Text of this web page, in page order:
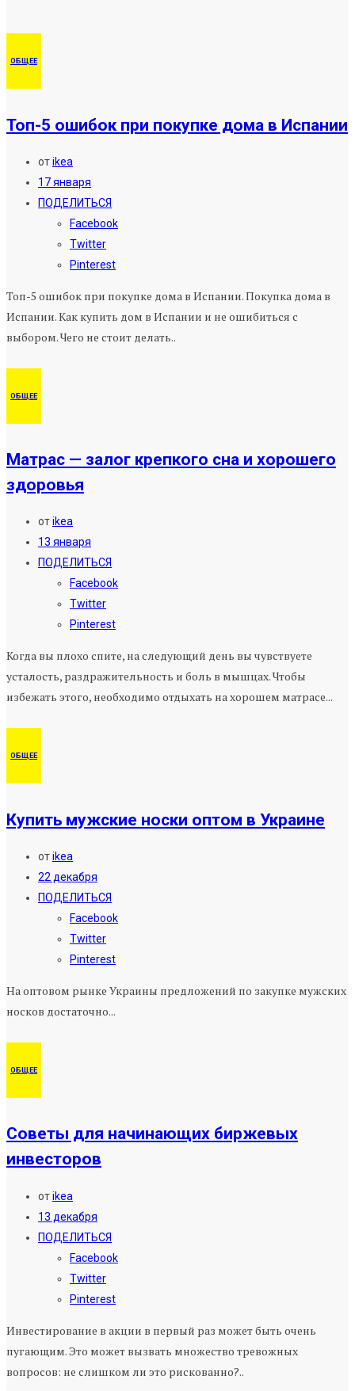
ОБЩЕЕ
Топ-5 ошибок при покупке дома в Испании
отikea
17 января
ПОДЕЛИТЬСЯ
Facebook
Twitter
Pinterest
Топ-5 ошибок при покупке дома в Испании. Покупка дома в
Испании. Как купить дом в Испании и не ошибиться с
выбором. Чего не стоит делать..
ОБЩЕЕ
Матрас — залог крепкого сна и хорошего
здоровья
отikea
13 января
ПОДЕЛИТЬСЯ
Facebook
Twitter
Pinterest
Когда вы плохо спите, на следующий день вы чувствуете
усталость, раздражительность и боль в мышцах. Чтобы
избежать этого, необходимо отдыхать на хорошем матрасе...
ОБЩЕЕ
Купить мужские носки оптом в Украине
отikea
22 декабря
ПОДЕЛИТЬСЯ
Facebook
Twitter
Pinterest
На оптовом рынке Украины предложений по закупке мужских
носков достаточно...
ОБЩЕЕ
Советы для начинающих биржевых
инвесторов
отikea
13 декабря
ПОДЕЛИТЬСЯ
Facebook
Twitter
Pinterest
Инвестирование в акции в первый раз может быть очень
пугающим. Это может вызвать множество тревожных
вопросов: не слишком ли это рискованно?..